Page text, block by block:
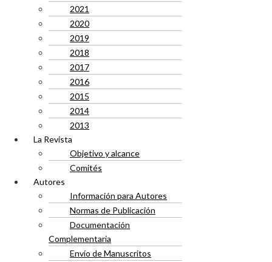
2021
2020
2019
2018
2017
2016
2015
2014
2013
La Revista
Objetivo y alcance
Comités
Autores
Información para Autores
Normas de Publicación
Documentación
Complementaria
Envío de Manuscritos